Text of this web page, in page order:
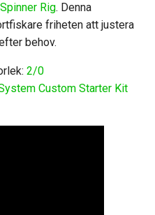
Rig. Denna
friheten att justera
behov.
2/0
Custom Starter Kit